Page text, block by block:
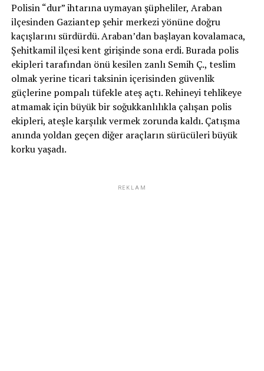
Polisin “dur” ihtarına uymayan şüpheliler, Araban
ilçesinden Gaziantep şehir merkezi yönüne doğru
kaçışlarını sürdürdü. Araban’dan başlayan kovalamaca,
Şehitkamil ilçesi kent girişinde sona erdi. Burada polis
ekipleri tarafından önü kesilen zanlı Semih Ç., teslim
olmak yerine ticari taksinin içerisinden güvenlik
güçlerine pompalı tüfekle ateş açtı. Rehineyi tehlikeye
atmamak için büyük bir soğukkanlılıkla çalışan polis
ekipleri, ateşle karşılık vermek zorunda kaldı. Çatışma
anında yoldan geçen diğer araçların sürücüleri büyük
korku yaşadı.
REKLAM